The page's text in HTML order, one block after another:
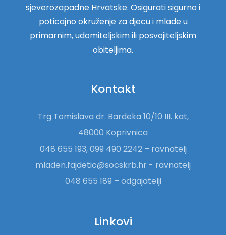
sjeverozapadne Hrvatske. Osigurati sigurno i
poticajno okruženje za djecu i mlade u
primarnim, udomiteljskim ili posvojiteljskim
obiteljima.
Kontakt
Trg Tomislava dr. Bardeka 10/10 III. kat,
48000 Koprivnica
048 655 193, 099 490 2242 – ravnatelj
mladen.fajdetic@socskrb.hr - ravnatelj
048 655 189 – odgajatelji
Linkovi